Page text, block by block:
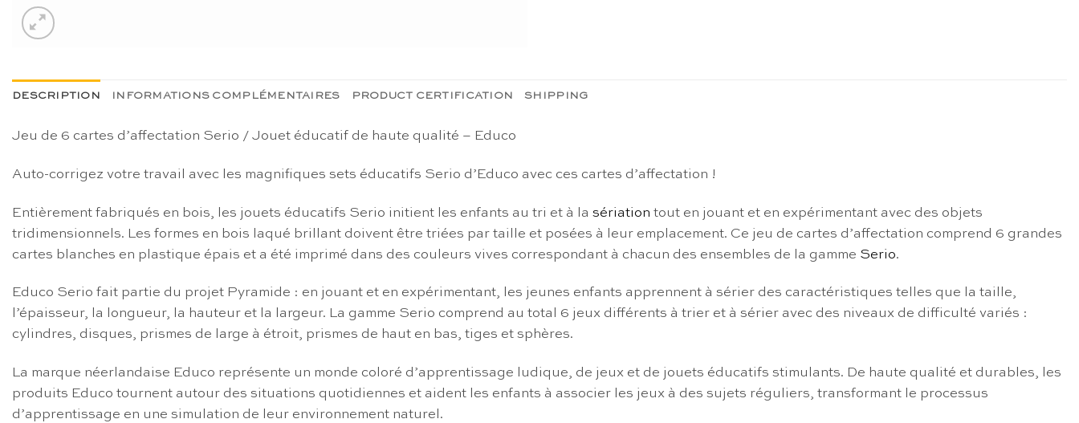
DESCRIPTION INFORMATIONS COMPLÉMENTAIRES PRODUCT CERTIFICATION SHIPPING
Jeu de 6 cartes d’affectation Serio / Jouet éducatif de haute qualité – Educo
Auto-corrigez votre travail avec les magnifiques sets éducatifs Serio d’Educo avec ces cartes d’affectation !
Entièrement fabriqués en bois, les jouets éducatifs Serio initient les enfants au tri et à la sériation tout en jouant et en expérimentant avec des objets
tridimensionnels. Les formes en bois laqué brillant doivent être triées par taille et posées à leur emplacement. Ce jeu de cartes d’affectation comprend 6 grandes
cartes blanches en plastique épais et a été imprimé dans des couleurs vives correspondant à chacun des ensembles de la gamme Serio.
Educo Serio fait partie du projet Pyramide : en jouant et en expérimentant, les jeunes enfants apprennent à sérier des caractéristiques telles que la taille,
l’épaisseur, la longueur, la hauteur et la largeur. La gamme Serio comprend au total 6 jeux différents à trier et à sérier avec des niveaux de difficulté variés :
cylindres, disques, prismes de large à étroit, prismes de haut en bas, tiges et sphères.
La marque néerlandaise Educo représente un monde coloré d’apprentissage ludique, de jeux et de jouets éducatifs stimulants. De haute qualité et durables, les
produits Educo tournent autour des situations quotidiennes et aident les enfants à associer les jeux à des sujets réguliers, transformant le processus
d’apprentissage en une simulation de leur environnement naturel.